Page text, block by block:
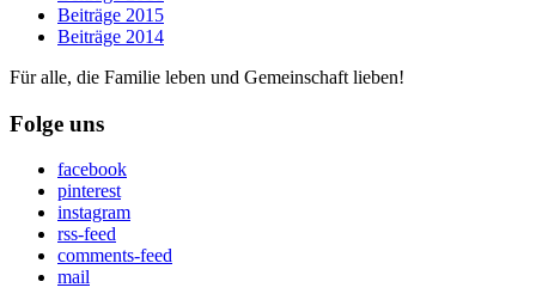
Beiträge 2015
Beiträge 2014
Für alle, die Familie leben und Gemeinschaft lieben!
Folge uns
facebook
pinterest
instagram
rss-feed
comments-feed
mail